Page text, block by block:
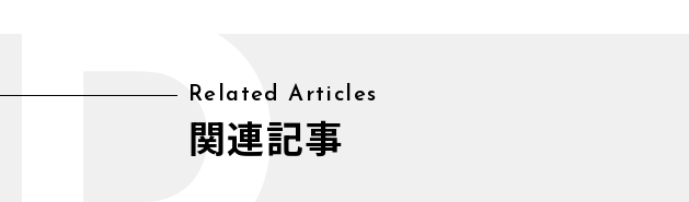
Related Articles
関連記事